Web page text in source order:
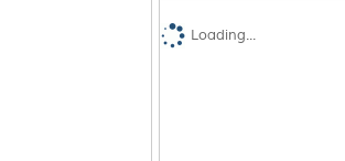
Loading...